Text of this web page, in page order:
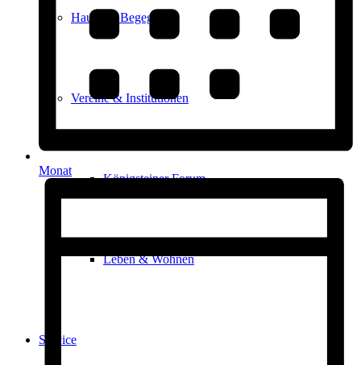
Haus der Begegnung
Vereine & Institutionen
Königsteiner Forum
Leben & Wohnen
Service
Monat